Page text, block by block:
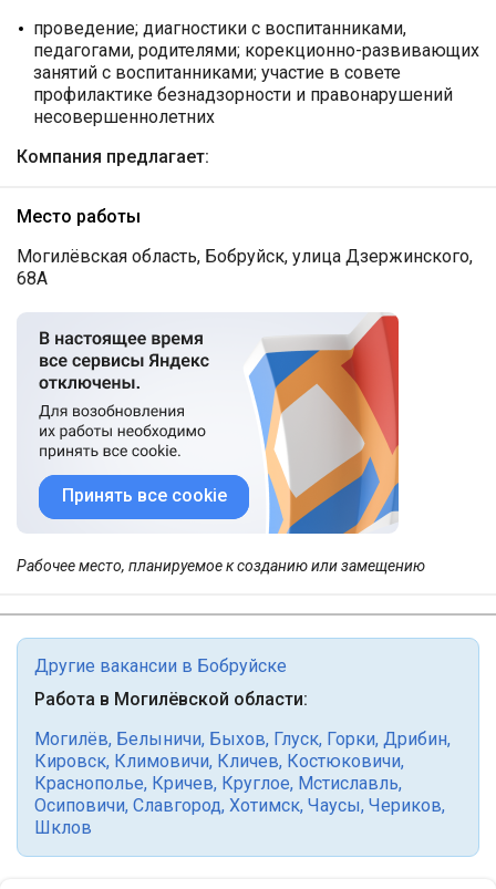
проведение; диагностики с воспитанниками,
педагогами, родителями; корекционно-развивающих
занятий с воспитанниками; участие в совете
профилактике безнадзорности и правонарушений
несовершеннолетних
Компания предлагает:
Место работы
Могилёвская область, Бобруйск, улица Дзержинского,
68А
Принять все cookie
Рабочее место, планируемое к созданию или замещению
Другие вакансии в Бобруйске
Работа в Могилёвской области:
Могилёв, Белыничи, Быхов, Глуск, Горки, Дрибин,
Кировск, Климовичи, Кличев, Костюковичи,
Краснополье, Кричев, Круглое, Мстиславль,
Осиповичи, Славгород, Хотимск, Чаусы, Чериков,
Шклов